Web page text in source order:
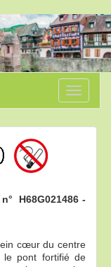
Toggle
H68G021486 -
cœur du centre
le pont fortifié de